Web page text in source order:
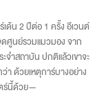
ด้น 2 ปีต่อ 1 ครั้ง อีเวนต์
ดศูนย์รวมแมวมอง จาก
จำสถาบัน ปกติแล้วเขาจะ
า ด้วยเหตุการ์บางอย่าง
ตร์นี้ด้วย—